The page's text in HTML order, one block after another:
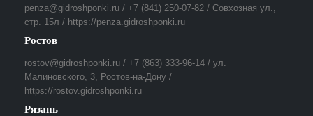
penza@gidroshponki.ru / +7 (841) 250-07-82 / Совхозная ул.,
стр. 15л / https://penza.gidroshponki.ru
Ростов
rostov@gidroshponki.ru / +7 (863) 333-96-14 / ул.
Малиновского, 3, Ростов-на-Дону /
https://rostov.gidroshponki.ru
Рязань